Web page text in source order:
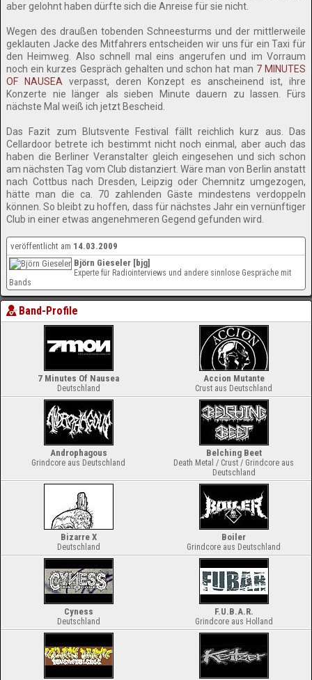
aber gelohnt haben dürfte sich die Anreise für sie nicht.
Wegen des draußen tobenden Schneesturms und der mittlerweile
geklauten Jacke des Mitfahrers entscheiden wir uns für ein Taxi für
den Heimweg. Also schnell mal eins angerufen und im Vorraum
noch ein kurzes Gespräch gehalten und schon hat man 7 MINUTES
OF NAUSEA verpasst, deren Konzept es anscheinend ist, ihre
Konzerte nie länger als sieben Minute dauern zu lassen. Fürs
nächste Mal weiß ich jetzt Bescheid.
Das Fazit zum Blutsvente Festival fällt reichlich kurz aus. Das
Cellardoor betrete ich bestimmt nicht noch einmal, aber auch das
haben die Berliner Veranstalter gleich eingesehen und sich schon
am nächsten Tag vom Club distanziert. Wäre man von Berlin anstatt
nach Cottbus nach Dresden, Leipzig oder Chemnitz umgezogen,
hätte man die ca. 70 zahlenden Gäste mindestens verdoppeln
können. So bleibt zu hoffen, dass für nächstes Jahr ein vernünftiger
Club in einer etwas angenehmeren Gegend gefunden wird.
veröffentlicht am 14.03.2009
Björn Gieseler [bjg]
Experte für Radiointerviews und andere sinnlose Gespräche mit
Bands
Band-Profile
7 Minutes Of Nausea
Deutschland
Accion Mutante
Crust aus Deutschland
Androphagous
Grindcore aus Deutschland
Belching Beet
Death Metal / Crust / Grindcore aus
Deutschland
Bizarre X
Deutschland
Boiler
Grindcore aus Deutschland
Cyness
Deutschland
F.U.B.A.R.
Grindcore aus Holland